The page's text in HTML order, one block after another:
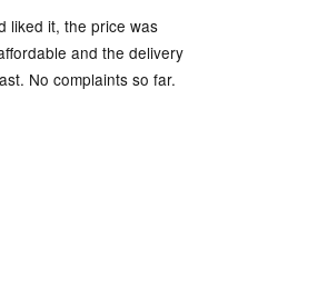
liked it, the price was
and the delivery
No complaints so far.